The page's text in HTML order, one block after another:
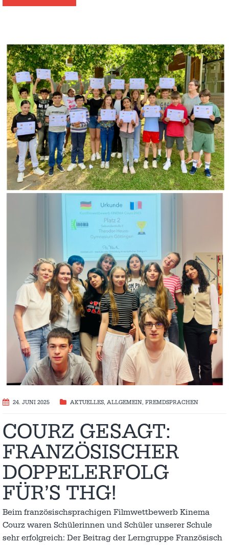
24. JUNI 2025 AKTUELLES, ALLGEMEIN, FREMDSPRACHEN
COURZ GESAGT:
FRANZÖSISCHER
DOPPELERFOLG
FÜR’S THG!
Beim französischsprachigen Filmwettbewerb Kinema
Courz waren Schülerinnen und Schüler unserer Schule
sehr erfolgreich: Der Beitrag der Lerngruppe Französisch